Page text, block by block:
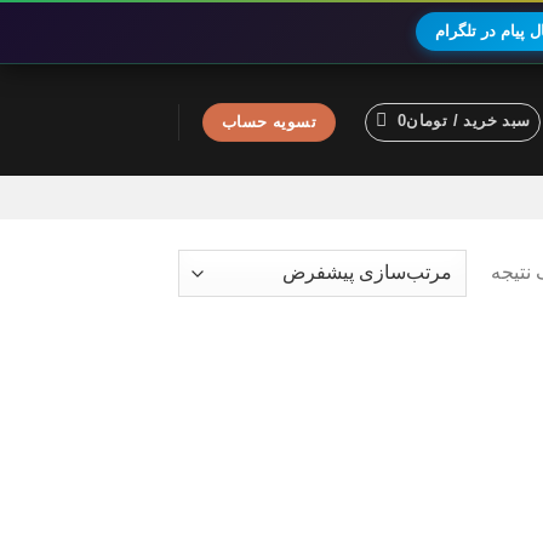
پیام در تلگرام
سبد خرید / تومان0 تسویه حساب